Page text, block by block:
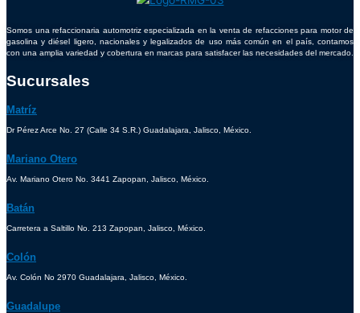
Somos una refaccionaria automotriz especializada en la venta de refacciones para motor de
gasolina y diésel ligero, nacionales y legalizados de uso más común en el país, contamos
con una amplia variedad y cobertura en marcas para satisfacer las necesidades del mercado.
Sucursales
Matríz
Dr Pérez Arce No. 27 (Calle 34 S.R.) Guadalajara, Jalisco, México.
Mariano Otero
Av. Mariano Otero No. 3441 Zapopan, Jalisco, México.
Batán
Carretera a Saltillo No. 213 Zapopan, Jalisco, México.
Colón
Av. Colón No 2970 Guadalajara, Jalisco, México.
Guadalupe